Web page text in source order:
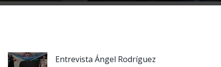
Entrevista Ángel Rodríguez